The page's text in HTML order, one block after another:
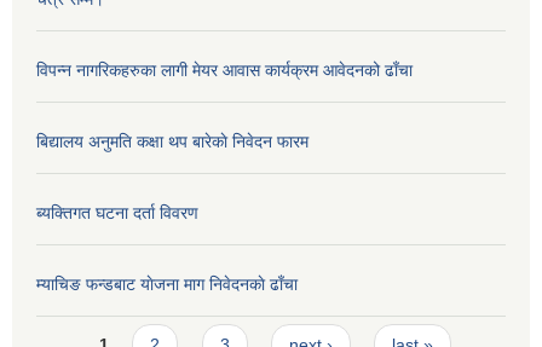
विपन्न नागरिकहरुका लागी मेयर आवास कार्यक्रम आवेदनको ढाँचा
बिद्यालय अनुमति कक्षा थप बारेकाे निवेदन फारम
ब्यक्तिगत घटना दर्ता विवरण
म्याचिङ फन्डबाट याेजना माग निवेदनकाे ढाँचा